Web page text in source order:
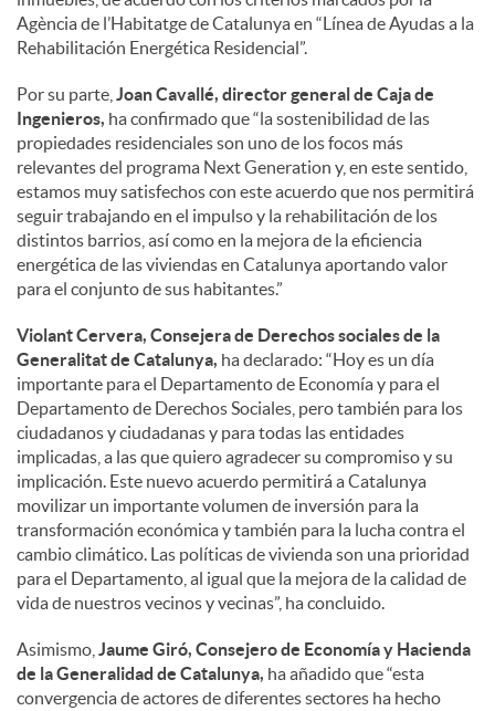
Agència de l’Habitatge de Catalunya en “Línea de Ayudas a la
Rehabilitación Energética Residencial”.
Por su parte, Joan Cavallé, director general de Caja de
Ingenieros, ha confirmado que “la sostenibilidad de las
propiedades residenciales son uno de los focos más
relevantes del programa Next Generation y, en este sentido,
estamos muy satisfechos con este acuerdo que nos permitirá
seguir trabajando en el impulso y la rehabilitación de los
distintos barrios, así como en la mejora de la eficiencia
energética de las viviendas en Catalunya aportando valor
para el conjunto de sus habitantes.”
Violant Cervera, Consejera de Derechos sociales de la
Generalitat de Catalunya, ha declarado: “Hoy es un día
importante para el Departamento de Economía y para el
Departamento de Derechos Sociales, pero también para los
ciudadanos y ciudadanas y para todas las entidades
implicadas, a las que quiero agradecer su compromiso y su
implicación. Este nuevo acuerdo permitirá a Catalunya
movilizar un importante volumen de inversión para la
transformación económica y también para la lucha contra el
cambio climático. Las políticas de vivienda son una prioridad
para el Departamento, al igual que la mejora de la calidad de
vida de nuestros vecinos y vecinas”, ha concluido.
Asimismo, Jaume Giró, Consejero de Economía y Hacienda
de la Generalidad de Catalunya, ha añadido que “esta
convergencia de actores de diferentes sectores ha hecho